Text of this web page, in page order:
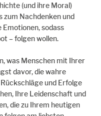
(und ihre Moral)
zum Nachdenken und
sodass
– folgen wollen.
was Menschen mit Ihrer
davor, die wahre
und Erfolge
Ihre Leidenschaft und
die zu Ihrem heutigen